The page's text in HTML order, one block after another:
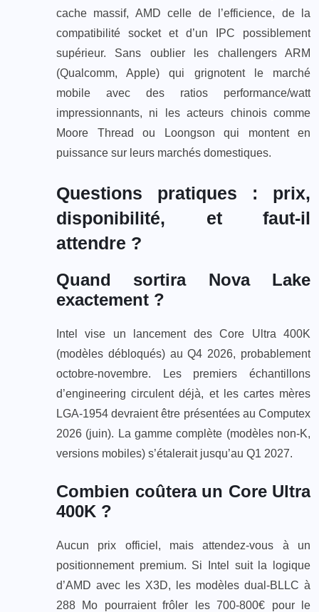
cache massif, AMD celle de l’efficience, de la
compatibilité socket et d’un IPC possiblement
supérieur. Sans oublier les challengers ARM
(Qualcomm, Apple) qui grignotent le marché
mobile avec des ratios performance/watt
impressionnants, ni les acteurs chinois comme
Moore Thread ou Loongson qui montent en
puissance sur leurs marchés domestiques.
Questions pratiques : prix,
disponibilité, et faut-il
attendre ?
Quand sortira Nova Lake
exactement ?
Intel vise un lancement des Core Ultra 400K
(modèles débloqués) au Q4 2026, probablement
octobre-novembre. Les premiers échantillons
d’engineering circulent déjà, et les cartes mères
LGA-1954 devraient être présentées au Computex
2026 (juin). La gamme complète (modèles non-K,
versions mobiles) s’étalerait jusqu’au Q1 2027.
Combien coûtera un Core Ultra
400K ?
Aucun prix officiel, mais attendez-vous à un
positionnement premium. Si Intel suit la logique
d’AMD avec les X3D, les modèles dual-BLLC à
288 Mo pourraient frôler les 700-800€ pour le